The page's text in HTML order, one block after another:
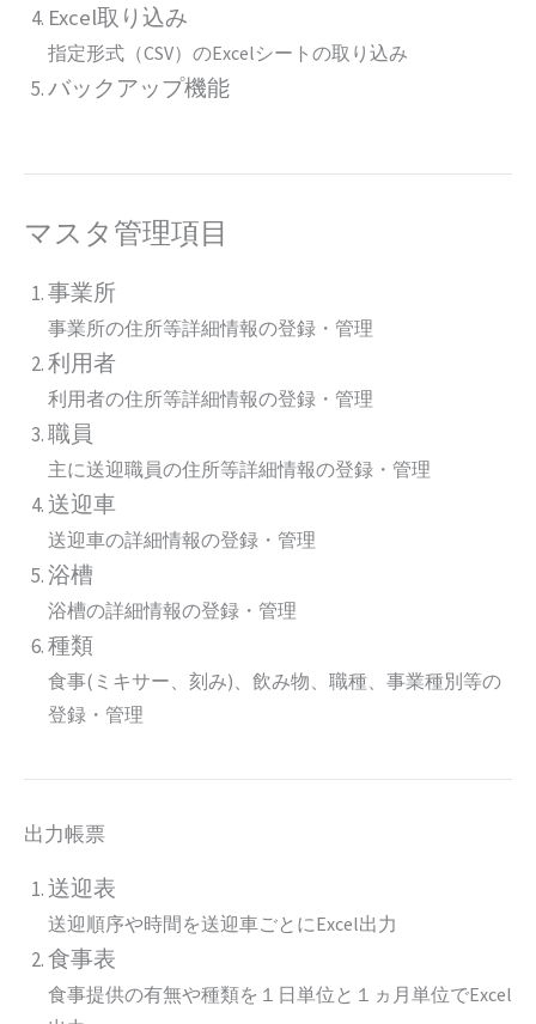
Excel取り込み
指定形式（CSV）のExcelシートの取り込み
バックアップ機能
マスタ管理項目
事業所
事業所の住所等詳細情報の登録・管理
利用者
利用者の住所等詳細情報の登録・管理
職員
主に送迎職員の住所等詳細情報の登録・管理
送迎車
送迎車の詳細情報の登録・管理
浴槽
浴槽の詳細情報の登録・管理
種類
食事(ミキサー、刻み)、飲み物、職種、事業種別等の
登録・管理
出力帳票
送迎表
送迎順序や時間を送迎車ごとにExcel出力
食事表
食事提供の有無や種類を１日単位と１ヵ月単位でExcel